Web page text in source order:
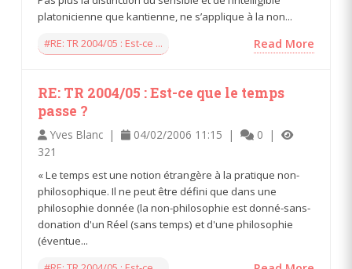
platonicienne que kantienne, ne s’applique à la non...
#RE: TR 2004/05 : Est-ce ...
Read More
RE: TR 2004/05 : Est-ce que le temps
passe ?
Yves Blanc | 04/02/2006 11:15 |
0 |
321
« Le temps est une notion étrangère à la pratique non-
philosophique. Il ne peut être défini que dans une
philosophie donnée (la non-philosophie est donné-sans-
donation d'un Réel (sans temps) et d'une philosophie
(éventue...